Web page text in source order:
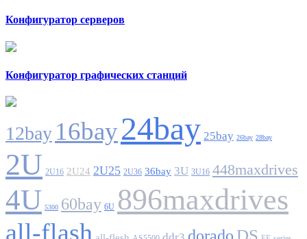
Конфигуратор серверов
Конфигуратор графических станций
12bay 16bay24bay 25bay 26bay 28bay
2U 2U16 2U24 2U25 2U36 36bay 3U 3U16 448maxdrives
4U 5300 60bay 6U 896maxdrives
all-flash